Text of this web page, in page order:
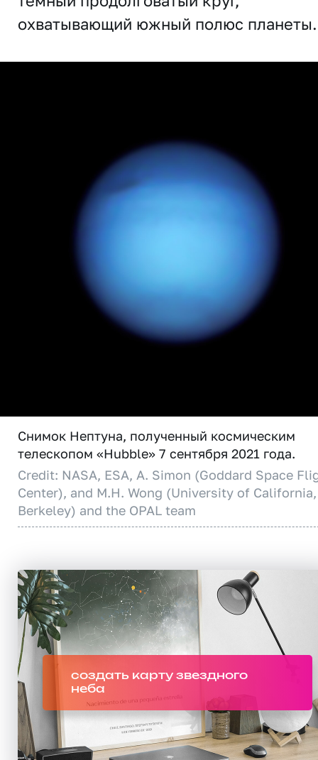
охватывающий южный полюс планеты.
Снимок Нептуна, полученный космическим
телескопом «Hubble» 7 сентября 2021 года.
Credit: NASA, ESA, A. Simon (Goddard Space
Center), and M.H. Wong (University of California,
Berkeley) and the OPAL team
создать карту звездного
неба